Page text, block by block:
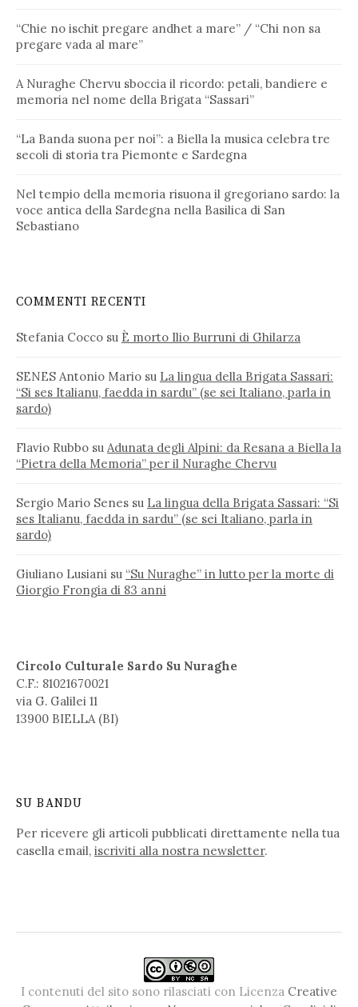
“Chie no ischit pregare andhet a mare” / “Chi non sa
pregare vada al mare”
A Nuraghe Chervu sboccia il ricordo: petali, bandiere e
memoria nel nome della Brigata “Sassari”
“La Banda suona per noi”: a Biella la musica celebra tre
secoli di storia tra Piemonte e Sardegna
Nel tempio della memoria risuona il gregoriano sardo: la
voce antica della Sardegna nella Basilica di San
Sebastiano
COMMENTI RECENTI
Stefania Cocco su È morto Ilio Burruni di Ghilarza
SENES Antonio Mario su La lingua della Brigata Sassari:
“Si ses Italianu, faedda in sardu” (se sei Italiano, parla in
sardo)
Flavio Rubbo su Adunata degli Alpini: da Resana a Biella la
“Pietra della Memoria” per il Nuraghe Chervu
Sergio Mario Senes su La lingua della Brigata Sassari: “Si
ses Italianu, faedda in sardu” (se sei Italiano, parla in
sardo)
Giuliano Lusiani su “Su Nuraghe” in lutto per la morte di
Giorgio Frongia di 83 anni
Circolo Culturale Sardo Su Nuraghe
C.F.: 81021670021
via G. Galilei 11
13900 BIELLA (BI)
SU BANDU
Per ricevere gli articoli pubblicati direttamente nella tua
casella email, iscriviti alla nostra newsletter.
I contenuti del sito sono rilasciati con Licenza Creative